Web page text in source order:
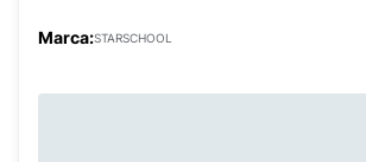
Marca:STARSCHOOL